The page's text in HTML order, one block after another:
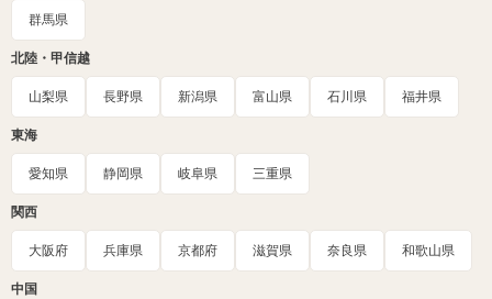
群馬県
北陸・甲信越
山梨県 長野県 新潟県 富山県 石川県 福井県
東海
愛知県 静岡県 岐阜県 三重県
関西
大阪府 兵庫県 京都府 滋賀県 奈良県 和歌山県
中国